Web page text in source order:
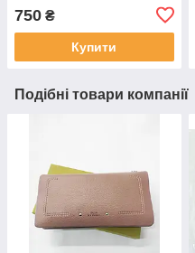
750 ₴
Купити
Подібні товари компанії